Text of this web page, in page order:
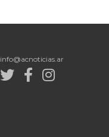
info@acnoticias.ar